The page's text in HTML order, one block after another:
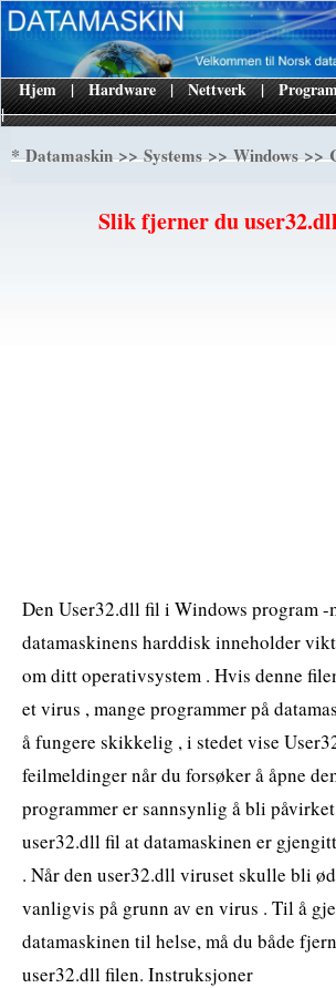
|
Hjem | Hardware | Nettverk |
*Datamaskin>>Systems>>Windows>>
Slik fjerner du
Den User32.dll fil i Windows program -
datamaskinens harddisk inneholder
om ditt operativsystem . Hvis denne
et virus , mange programmer på
å fungere skikkelig , i stedet vise
feilmeldinger når du forsøker å åpne
programmer er sannsynlig å bli
user32.dll fil at datamaskinen er
. Når den user32.dll viruset skulle bli
vanligvis på grunn av en virus . Til å
datamaskinen til helse, må du både
user32.dll filen. Instruksjoner